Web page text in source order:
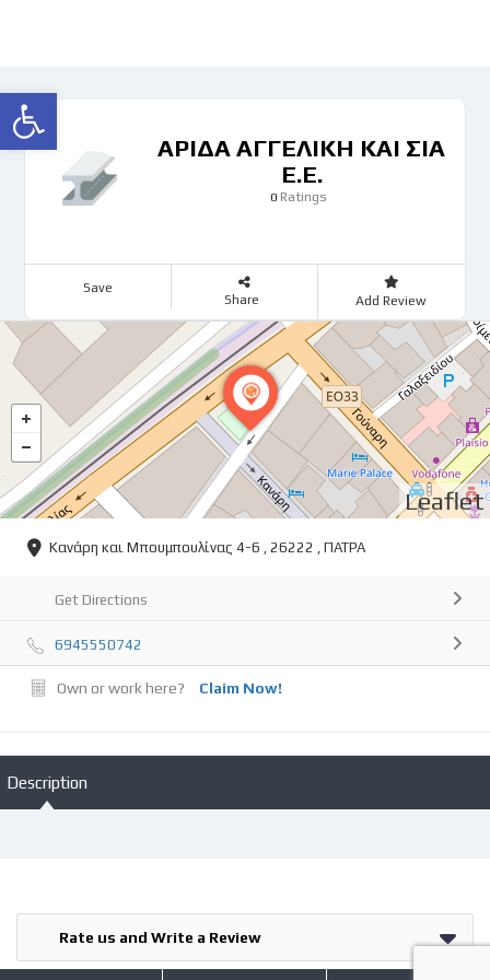
Ανοίξτε τη γραμμή εργαλείων
ΑΡΙΔΑ ΑΓΓΕΛΙΚΗ ΚΑΙ ΣΙΑ
Ε.Ε.
0Ratings
Save
Share Add Review
Leaflet
Κανάρη και Μπουμπουλίνας 4-6 , 26222 , ΠΑΤΡΑ
Get Directions
6945550742
Own or work here? Claim Now!
Description
Rate us and Write a Review